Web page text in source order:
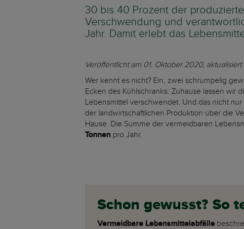
30 bis 40 Prozent der
Verschwendung und
Jahr. Damit erlebt das
Veröffentlicht am 01. Oktober 2020,
Wer kennt es nicht? Ein, zwei schrumpelig
Ecken des Kühlschranks: Zuhause lassen wir
Lebensmittel verschwendet. Und das nicht
der landwirtschaftlichen Produktion über die
Hause. Die Summe der vermeidbaren
Tonnen pro Jahr.
Schon gewusst? So
Vermeidbare Lebensmittelabfälle